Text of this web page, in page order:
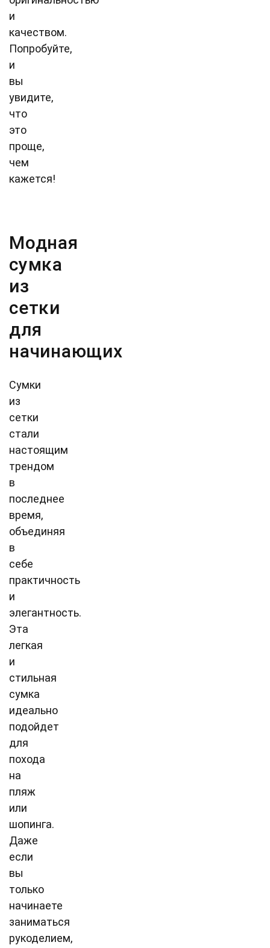
и
качеством.
Попробуйте,
и
вы
увидите,
что
это
проще,
чем
кажется!
Модная
сумка
из
сетки
для
начинающих
Сумки
из
сетки
стали
настоящим
трендом
в
последнее
время,
объединяя
в
себе
практичность
и
элегантность.
Эта
легкая
и
стильная
сумка
идеально
подойдет
для
похода
на
пляж
или
шопинга.
Даже
если
вы
только
начинаете
заниматься
рукоделием,